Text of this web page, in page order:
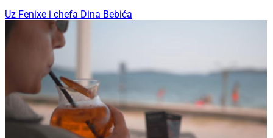
Uz Fenixe i chefa Dina Bebića